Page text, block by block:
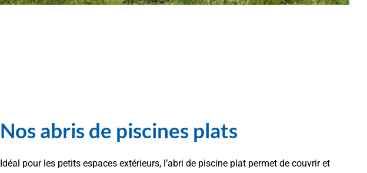
Nos abris de piscines plats
Idéal pour les petits espaces extérieurs, l’abri de piscine plat permet de couvrir et